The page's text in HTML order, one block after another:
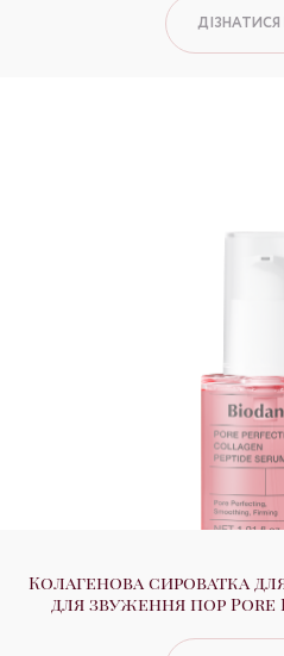
ДІЗНАТИСЯ
Колагенова сироватка
для звуження пор